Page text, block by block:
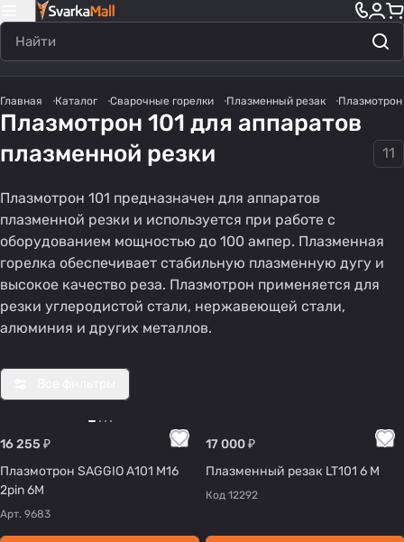
Главная Каталог Сварочные горелки Плазменный резак Плазмотрон
Плазмотрон 101 для аппаратов
плазменной резки
11
Плазмотрон 101 предназначен для аппаратов
плазменной резки и используется при работе с
оборудованием мощностью до 100 ампер. Плазменная
горелка обеспечивает стабильную плазменную дугу и
высокое качество реза. Плазмотрон применяется для
резки углеродистой стали, нержавеющей стали,
алюминия и других металлов.
16 255 ₽
Плазмотрон SAGGIO А101 М16
2pin 6М
Арт. 9683
17 000 ₽
Плазменный резак LT101 6 М
Код 12292